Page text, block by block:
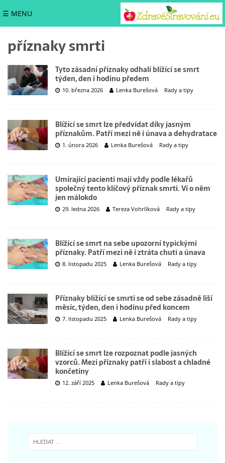
☰ MENU
příznaky smrti
Tyto zásadní příznaky odhalí blížící se smrt
týden, den i hodinu předem
10. března 2026 Lenka Burešová Rady a tipy
Blížící se smrt lze předvídat díky jasným
příznakům. Patří mezi ně i únava a dehydratace
1. února 2026 Lenka Burešová Rady a tipy
Umírající pacienti mají vždy podle lékařů
společný tento klíčový příznak smrti. Ví o něm
jen málokdo
29. ledna 2026 Tereza Vohrlíková Rady a tipy
Blížící se smrt na sebe upozorní typickými
příznaky. Patří mezi ně i ztráta chuti a únava
8. listopadu 2025 Lenka Burešová Rady a tipy
Příznaky blížící se smrti se od sebe zásadně liší
měsíc, týden, den i hodinu před koncem
7. listopadu 2025 Lenka Burešová Rady a tipy
Blížící se smrt lze rozpoznat podle jasných
vzorců. Mezi příznaky patří i slabost a chladné
končetiny
12. září 2025 Lenka Burešová Rady a tipy